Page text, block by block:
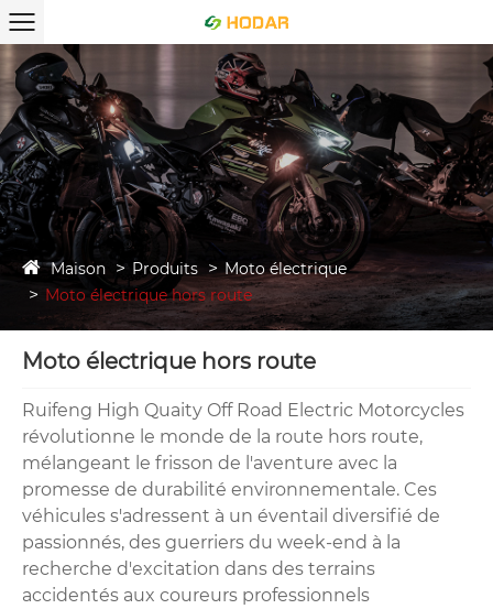
Maison Produits
Moto électrique
Moto électrique hors route
Moto électrique hors route
Ruifeng High Quaity Off Road Electric Motorcycles
révolutionne le monde de la route hors route,
mélangeant le frisson de l'aventure avec la
promesse de durabilité environnementale. Ces
véhicules s'adressent à un éventail diversifié de
passionnés, des guerriers du week-end à la
recherche d'excitation dans des terrains
accidentés aux coureurs professionnels